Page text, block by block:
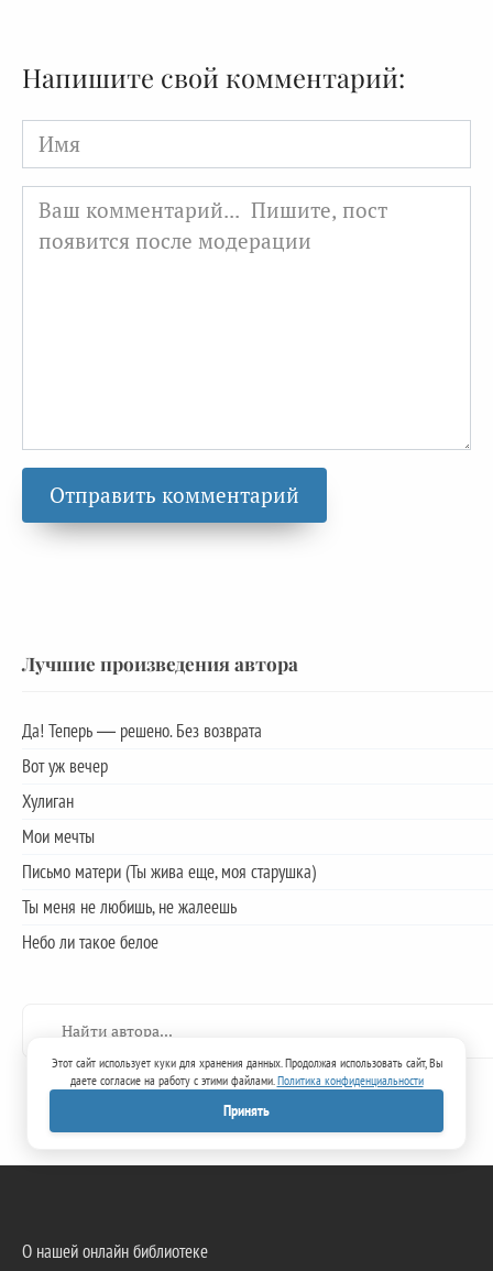
Напишите свой комментарий:
Имя
Лучшие произведения автора
Да! Теперь — решено. Без возврата
Вот уж вечер
Хулиган
Мои мечты
Письмо матери (Ты жива еще, моя старушка)
Ты меня не любишь, не жалеешь
Небо ли такое белое
О нашей онлайн библиотеке
Этот сайт использует куки для хранения данных. Продолжая использовать сайт, Вы
даете согласие на работу с этими файлами.Политика конфиденциальности
Принять